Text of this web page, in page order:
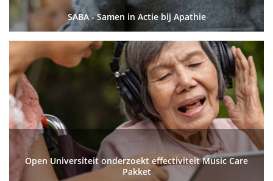
SABA - Samen in Actie bij Apathie
Open Universiteit onderzoekt effectiviteit Music Care
Pakket